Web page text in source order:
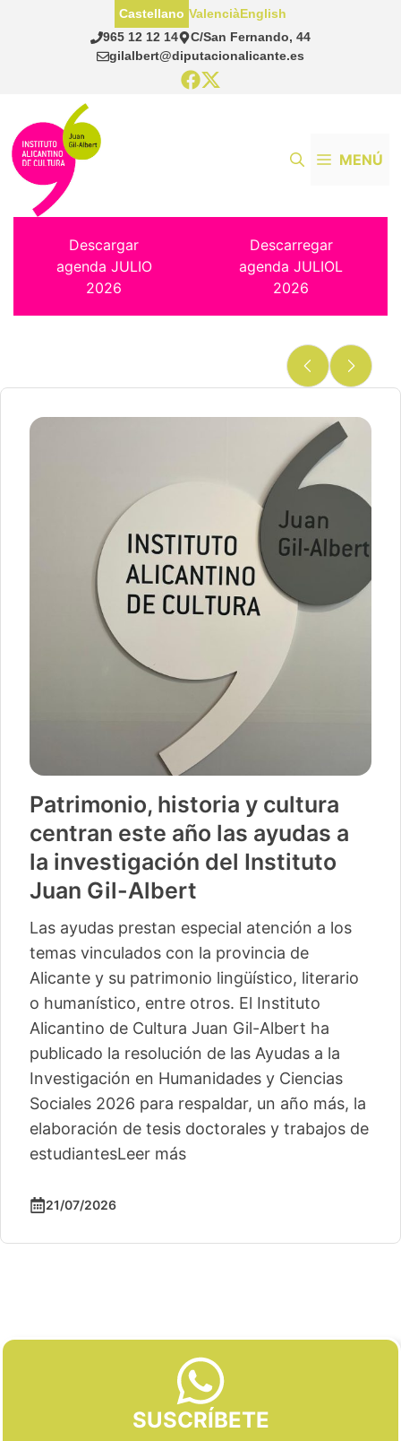
965 12 12 14
C/San Fernando, 44
gilalbert@diputacionalicante.es
Castellano ValenciàEnglish
MENÚ
Descargar
agenda JULIO
2026
Descarregar
agenda JULIOL
2026
Patrimonio, historia y cultura
centran este año las ayudas a
la investigación del Instituto
Juan Gil-Albert
Las ayudas prestan especial atención a los
temas vinculados con la provincia de
Alicante y su patrimonio lingüístico, literario
o humanístico, entre otros. El Instituto
Alicantino de Cultura Juan Gil-Albert ha
publicado la resolución de las Ayudas a la
Investigación en Humanidades y Ciencias
Sociales 2026 para respaldar, un año más, la
elaboración de tesis doctorales y trabajos de
estudiantesLeer más
21/07/2026
SUSCRÍBETE